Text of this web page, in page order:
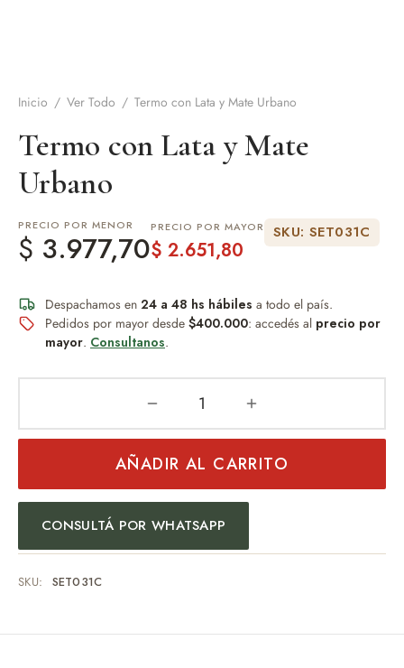
Inicio / Ver Todo / Termo con Lata y Mate Urbano
Termo con Lata y Mate
Urbano
SKU: SET031C
PRECIO POR MENOR
$ 3.977,70
PRECIO POR MAYOR
$ 2.651,80
Despachamos en 24 a 48 hs hábiles a todo el país.
Pedidos por mayor desde $400.000: accedés al precio por
mayor. Consultanos.
AÑADIR AL CARRITO
CONSULTÁ POR WHATSAPP
SKU: SET031C
y accesorios